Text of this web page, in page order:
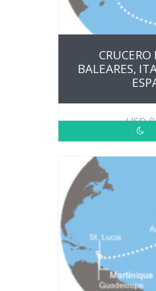
CRUCERO
BALEARES,
USD